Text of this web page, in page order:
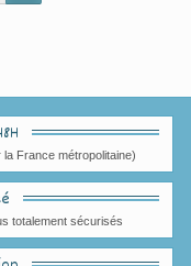
la France métropolitaine)
totalement sécurisés